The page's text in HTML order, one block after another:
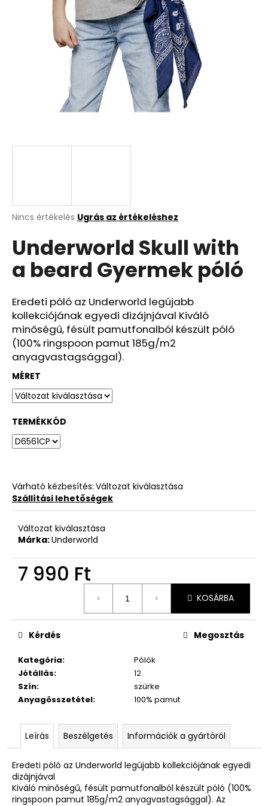
A
átlagos
értékelése
ből
csillag.
Nincs értékelés Ugrás az értékeléshez
Underworld Skull with
a beard Gyermek póló
Eredeti póló az Underworld legújabb
kollekciójának egyedi dizájnjával Kiváló
minőségű, fésült pamutfonalból készült póló
(100% ringspoon pamut 185g/m2
anyagvastagsággal).
MÉRET
TERMÉKKÓD
Várható kézbesítés: Változat kiválasztása
Szállítási lehetőségek
Változat kiválasztása
Márka:Underworld
7 990 Ft
KOSÁRBA
Kategória:
Pólók
Jótállás:
12
Szín:
szürke
Anyagösszetétel: 100% pamut
Kérdés Megosztás
Leírás Beszélgetés Információk a gyártóról
Eredeti póló az Underworld legújabb kollekciójának egyedi
dizájnjával
Kiváló minőségű, fésült pamutfonalból készült póló (100%
ringspoon pamut 185g/m2 anyagvastagsággal). Az